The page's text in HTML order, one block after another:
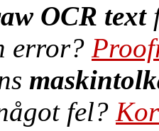
OCR text
error?
fel?